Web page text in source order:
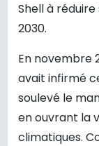
Shell à réduire
2030.
En novembre
avait infirmé
soulevé le
en ouvrant la
climatiques.